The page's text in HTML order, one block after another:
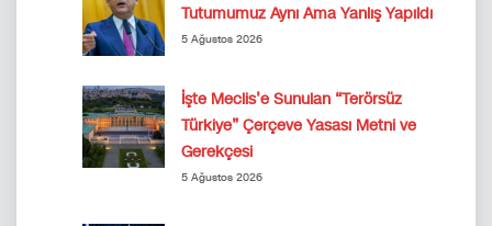
Tutumumuz Aynı Ama Yanlış Yapıldı
5 Ağustos 2026
İşte Meclis’e Sunulan “Terörsüz
Türkiye” Çerçeve Yasası Metni ve
Gerekçesi
5 Ağustos 2026